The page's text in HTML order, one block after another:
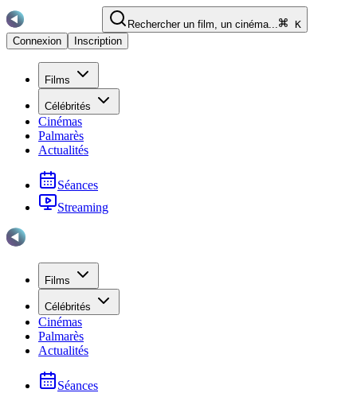
Rechercher un film, un cinéma...
K
Connexion
Inscription
Films
Célébrités
Cinémas
Palmarès
Actualités
Séances
Streaming
Films
Célébrités
Cinémas
Palmarès
Actualités
Séances